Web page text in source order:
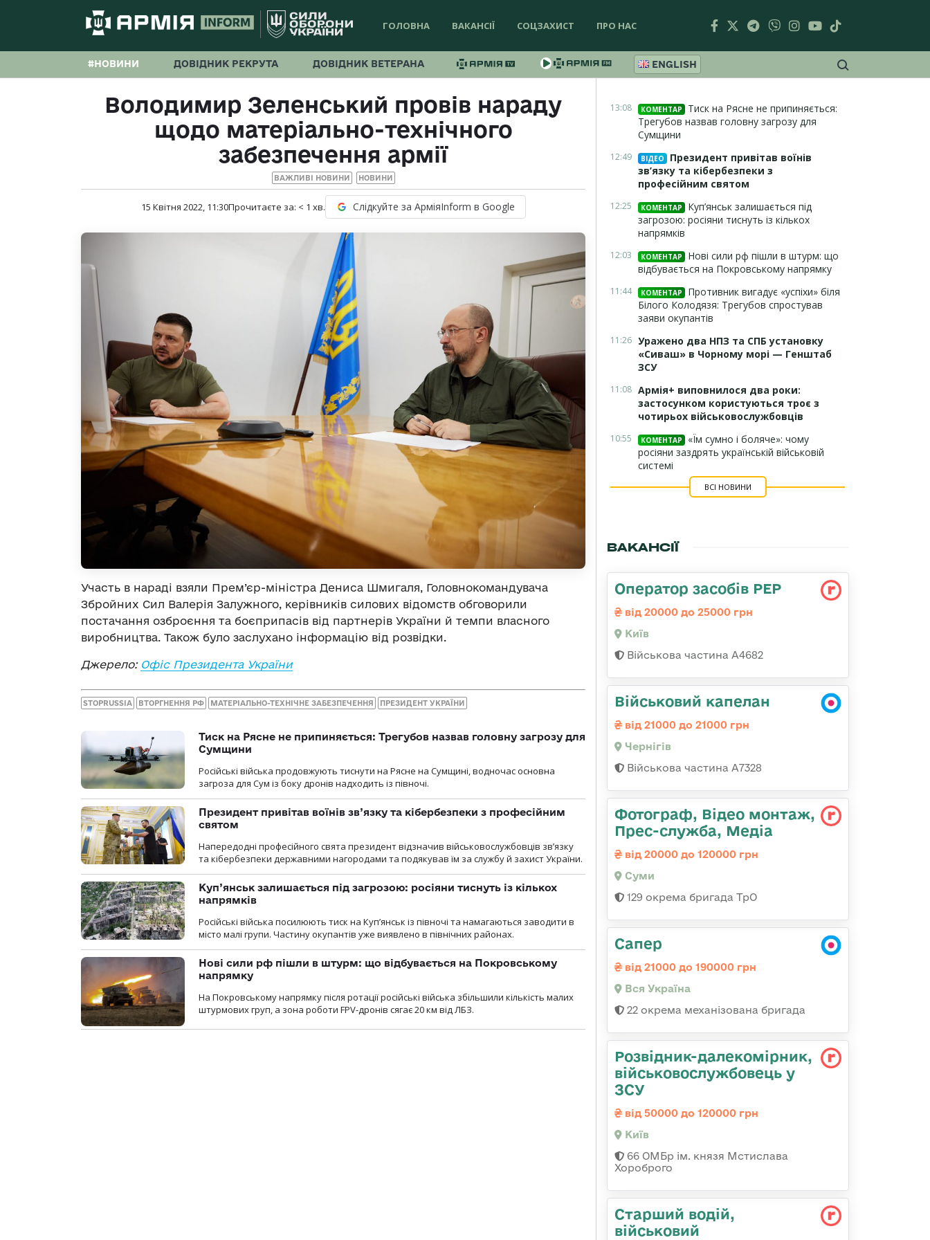
ГОЛОВНА ВАКАНСІЇ СОЦЗАХИСТ ПРО НАС
#НОВИНИ ДОВІДНИК РЕКРУТА ДОВІДНИК ВЕТЕРАНА ENGLISH
Володимир Зеленський провів нараду
щодо матеріально-технічного
забезпечення армії
ВАЖЛИВІ НОВИНИ НОВИНИ
15 Квітня 2022, 11:30Прочитаєте за: < 1 хв. Слідкуйте за АрміяInform в Google
Участь в нараді взяли Прем’єр-міністра Дениса Шмигаля, Головнокомандувача
Збройних Сил Валерія Залужного, керівників силових відомств обговорили
постачання озброєння та боєприпасів від партнерів України й темпи власного
виробництва. Також було заслухано інформацію від розвідки.
Джерело: Офіс Президента України
STOPRUSSIA ВТОРГНЕННЯ РФ МАТЕРІАЛЬНО-ТЕХНІЧНЕ ЗАБЕЗПЕЧЕННЯ ПРЕЗИДЕНТ УКРАЇНИ
Тиск на Рясне не припиняється: Трегубов назвав головну загрозу для
Сумщини
Російські війська продовжують тиснути на Рясне на Сумщині, водночас основна
загроза для Сум із боку дронів надходить із півночі.
Президент привітав воїнів зв’язку та кібербезпеки з професійним
святом
Напередодні професійного свята президент відзначив військовослужбовців зв’язку
та кібербезпеки державними нагородами та подякував їм за службу й захист України.
Куп’янськ залишається під загрозою: росіяни тиснуть із кількох
напрямків
Російські війська посилюють тиск на Куп’янськ із півночі та намагаються заводити в
місто малі групи. Частину окупантів уже виявлено в північних районах.
Нові сили рф пішли в штурм: що відбувається на Покровському
напрямку
На Покровському напрямку після ротації російські війська збільшили кількість малих
штурмових груп, а зона роботи FPV-дронів сягає 20 км від ЛБЗ.
13:08 КОМЕНТАР
Тиск на Рясне не припиняється:
Трегубов назвав головну загрозу для
Сумщини
12:49 ВІДЕО
Президент привітав воїнів
зв’язку та кібербезпеки з
професійним святом
12:25 КОМЕНТАР
Куп’янськ залишається під
загрозою: росіяни тиснуть із кількох
напрямків
12:03 КОМЕНТАР
Нові сили рф пішли в штурм: що
відбувається на Покровському напрямку
11:44 КОМЕНТАР
Противник вигадує «успіхи» біля
Білого Колодязя: Трегубов спростував
заяви окупантів
11:26 Уражено два НПЗ та СПБ установку
«Сиваш» в Чорному морі — Генштаб
ЗСУ
11:08 Армія+ виповнилося два роки:
застосунком користуються троє з
чотирьох військовослужбовців
10:55 КОМЕНТАР
«Їм сумно і боляче»: чому
росіяни заздрять українській військовій
системі
ВСІ НОВИНИ
ВАКАНСІЇ
Оператор засобів РЕР
від 20000 до 25000 грн
Київ
Військова частина А4682
Військовий капелан
від 21000 до 21000 грн
Чернігів
Військова частина А7328
Фотограф, Відео монтаж,
Прес-служба, Медіа
від 20000 до 120000 грн
Суми
129 окрема бригада ТрО
Сапер
від 21000 до 190000 грн
Вся Україна
22 окрема механізована бригада
Розвідник-далекомірник,
військовослужбовець у
ЗСУ
від 50000 до 120000 грн
Київ
66 ОМБр ім. князя Мстислава
Хороброго
Старший водій,
військовий